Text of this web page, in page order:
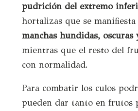
pudrición del extremo
hortalizas que se
manchas hundidas, oscuras
mientras que el resto del
con normalidad.
Para combatir los culos
pueden dar tanto en frutos